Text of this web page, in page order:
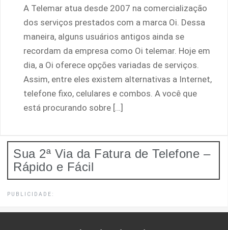
A Telemar atua desde 2007 na comercialização
dos serviços prestados com a marca Oi. Dessa
maneira, alguns usuários antigos ainda se
recordam da empresa como Oi telemar. Hoje em
dia, a Oi oferece opções variadas de serviços.
Assim, entre eles existem alternativas a Internet,
telefone fixo, celulares e combos. A você que
está procurando sobre […]
Sua 2ª Via da Fatura de Telefone –
Rápido e Fácil
PUBLICIDADE: